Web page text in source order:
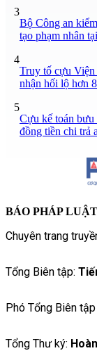
3
Bộ Công an
tạo phạm nhân
4
Truy tố cựu
nhận hối lộ hơn
5
Cựu kế toán
đồng tiền chi trả
BÁO PHÁP
Chuyên trang
Tổng Biên tập:
Phó Tổng Biên
Tổng Thư ký: